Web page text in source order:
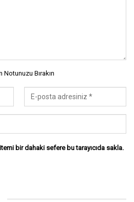
Notunuzu Bırakın
bir dahaki sefere bu tarayıcıda sakla.